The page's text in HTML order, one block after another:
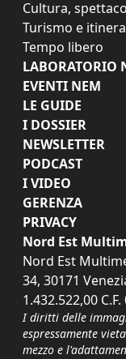
Cultura,
Turismo e
Tempo libero
LABORATORIO
EVENTI NEM
LE GUIDE
I DOSSIER
NEWSLETTER
PODCAST
I VIDEO
GERENZA
PRIVACY
Nord Est
Nord Est
34, 30171
1.432.522,00
I diritti delle
espressamente
mezzo e